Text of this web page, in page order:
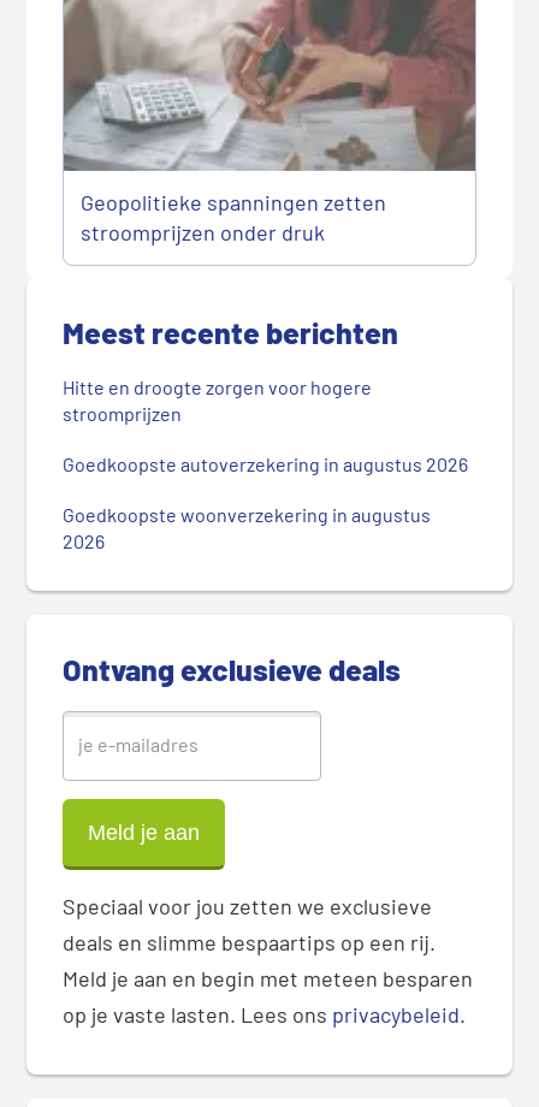
Geopolitieke spanningen zetten
stroomprijzen onder druk
d
Meest recente berichten
Hitte en droogte zorgen voor hogere
stroomprijzen
Goedkoopste autoverzekering in augustus 2026
Goedkoopste woonverzekering in augustus
2026
Ontvang exclusieve deals
Speciaal voor jou zetten we exclusieve
deals en slimme bespaartips op een rij.
Meld je aan en begin met meteen besparen
op je vaste lasten. Lees ons privacybeleid.